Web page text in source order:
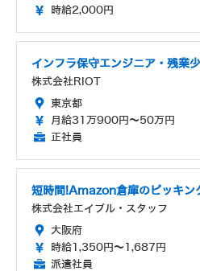
時給2,000円
インフラ保守エンジニア・残業
株式会社RIOT
東京都
月給31万900円～50万円
正社員
短時間!Amazon倉庫のピッキン
株式会社エイブル・スタッフ
大阪府
時給1,350円～1,687円
派遣社員